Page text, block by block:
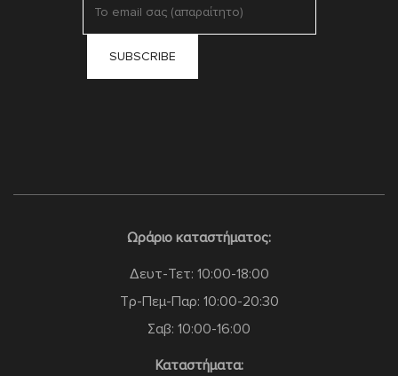
Ωράριο καταστήματος:
Δευτ-Τετ: 10:00-18:00
Τρ-Πεμ-Παρ: 10:00-20:30
Σαβ: 10:00-16:00
Καταστήματα: